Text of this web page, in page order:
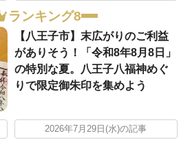
ランキング8
【八王子市】末広がりのご利益
がありそう！「令和8年8月8日」
の特別な夏。八王子八福神めぐ
りで限定御朱印を集めよう
2026年7月29日(水)の記事